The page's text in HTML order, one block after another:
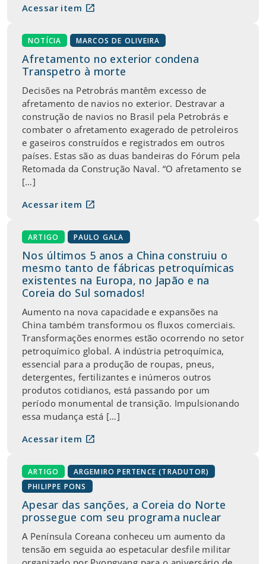
Acessar item open_in_new
NOTÍCIA MARCOS DE OLIVEIRA
Afretamento no exterior condena
Transpetro à morte
Decisões na Petrobrás mantêm excesso de
afretamento de navios no exterior. Destravar a
construção de navios no Brasil pela Petrobrás e
combater o afretamento exagerado de petroleiros
e gaseiros construídos e registrados em outros
países. Estas são as duas bandeiras do Fórum pela
Retomada da Construção Naval. “O afretamento se
[…]
Acessar item open_in_new
ARTIGO PAULO GALA
Nos últimos 5 anos a China construiu o
mesmo tanto de fábricas petroquímicas
existentes na Europa, no Japão e na
Coreia do Sul somados!
Aumento na nova capacidade e expansões na
China também transformou os fluxos comerciais.
Transformações enormes estão ocorrendo no setor
petroquímico global. A indústria petroquímica,
essencial para a produção de roupas, pneus,
detergentes, fertilizantes e inúmeros outros
produtos cotidianos, está passando por um
período monumental de transição. Impulsionando
essa mudança está […]
Acessar item open_in_new
ARTIGO
ARGEMIRO PERTENCE (TRADUTOR)
PHILIPPE PONS
Apesar das sanções, a Coreia do Norte
prossegue com seu programa nuclear
A Península Coreana conheceu um aumento da
tensão em seguida ao espetacular desfile militar